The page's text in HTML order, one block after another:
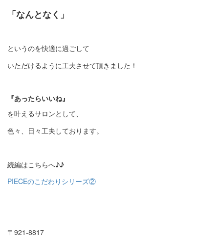
「なんとなく」
というのを快適に過ごして
いただけるように工夫させて頂きました！
『あったらいいね』
を叶えるサロンとして、
色々、日々工夫しております。
続編はこちらへ♪♪
PIECEのこだわりシリーズ②
〒921-8817